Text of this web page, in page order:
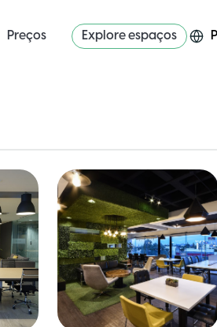
Preços Explore espaços